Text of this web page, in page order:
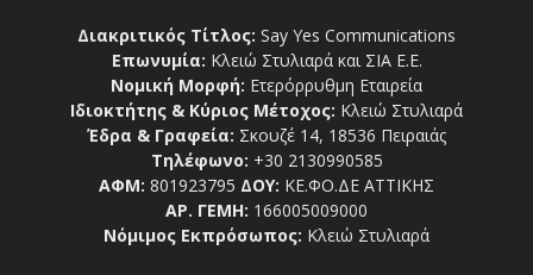
Διακριτικός Τίτλος: Say Yes Communications
Επωνυμία: Κλειώ Στυλιαρά και ΣΙΑ Ε.Ε.
Νομική Μορφή: Ετερόρρυθμη Εταιρεία
Ιδιοκτήτης & Κύριος Μέτοχος: Κλειώ Στυλιαρά
Έδρα & Γραφεία: Σκουζέ 14, 18536 Πειραιάς
Τηλέφωνο: +30 2130990585
ΑΦΜ: 801923795 ΔΟΥ: ΚΕ.ΦΟ.ΔΕ ΑΤΤΙΚΗΣ
ΑΡ. ΓΕΜΗ: 166005009000
Νόμιμος Εκπρόσωπος: Κλειώ Στυλιαρά